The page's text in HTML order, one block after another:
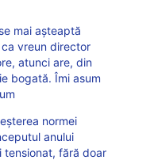
mai așteaptă
vreun director
atunci are, din
bogată. Îmi asum
normei
anului
tensionat, fără doar